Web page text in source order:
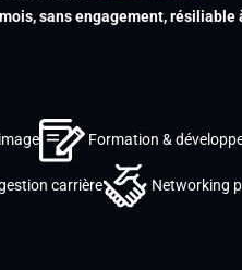
sans engagement, résiliable
Formation &
carrière Networking